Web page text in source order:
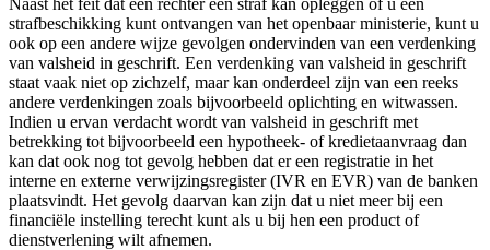
Naast het feit dat een rechter een straf kan opleggen of u een
strafbeschikking kunt ontvangen van het openbaar ministerie, kunt u
ook op een andere wijze gevolgen ondervinden van een verdenking
van valsheid in geschrift. Een verdenking van valsheid in geschrift
staat vaak niet op zichzelf, maar kan onderdeel zijn van een reeks
andere verdenkingen zoals bijvoorbeeld oplichting en witwassen.
Indien u ervan verdacht wordt van valsheid in geschrift met
betrekking tot bijvoorbeeld een hypotheek- of kredietaanvraag dan
kan dat ook nog tot gevolg hebben dat er een registratie in het
interne en externe verwijzingsregister (IVR en EVR) van de banken
plaatsvindt. Het gevolg daarvan kan zijn dat u niet meer bij een
financiële instelling terecht kunt als u bij hen een product of
dienstverlening wilt afnemen.